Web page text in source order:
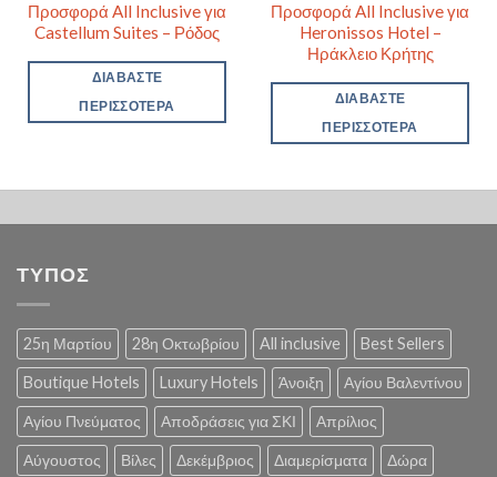
Προσφορά All Inclusive για
Castellum Suites – Ρόδος
ΔΙΑΒΆΣΤΕ
ΠΕΡΙΣΣΌΤΕΡΑ
Προσφορά All Inclusive για
Heronissos Hotel –
Ηράκλειο Κρήτης
ΔΙΑΒΆΣΤΕ
ΠΕΡΙΣΣΌΤΕΡΑ
ΤΥΠΟΣ
25η Μαρτίου 28η Οκτωβρίου All inclusive Best Sellers
Boutique Hotels Luxury Hotels Άνοιξη Αγίου Βαλεντίνου
Αγίου Πνεύματος Αποδράσεις για ΣΚΙ Απρίλιος
Αύγουστος Βίλες Δεκέμβριος Διαμερίσματα Δώρα